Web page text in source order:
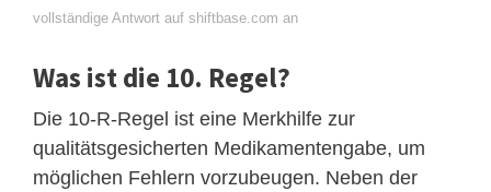
vollständige Antwort auf shiftbase.com an
Was ist die 10. Regel?
Die 10-R-Regel ist eine Merkhilfe zur
qualitätsgesicherten Medikamentengabe, um
möglichen Fehlern vorzubeugen. Neben der